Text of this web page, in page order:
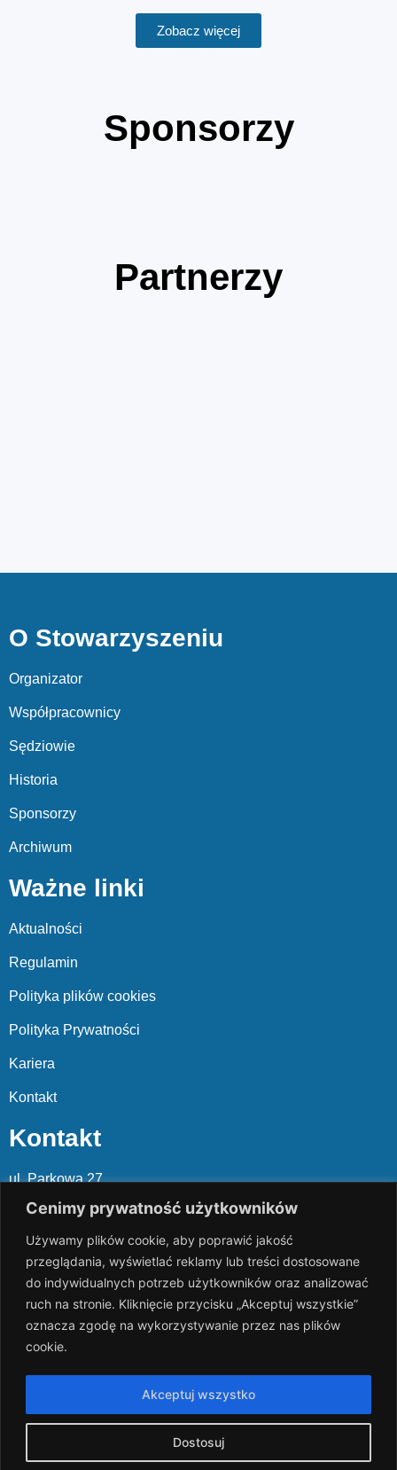
Cenimy prywatność użytkowników
Używamy plików cookie, aby poprawić jakość
przeglądania, wyświetlać reklamy lub treści dostosowane
do indywidualnych potrzeb użytkowników oraz analizować
ruch na stronie. Kliknięcie przycisku „Akceptuj wszystkie”
oznacza zgodę na wykorzystywanie przez nas plików
cookie.
Dostosuj
Akceptuj wszystko
Zobacz więcej
Sponsorzy
Partnerzy
O Stowarzyszeniu
Organizator
Współpracownicy
Sędziowie
Historia
Sponsorzy
Archiwum
Ważne linki
Aktualności
Regulamin
Polityka plików cookies
Polityka Prywatności
Kariera
Kontakt
Kontakt
ul. Parkowa 27
05-120 Legionowo
Mail: slalp@slalp.com.pl
Telefon: 732 86 6 667 | 731 466 667
KRS 0000289744
NIP 536-183-07-25
REGON 1411
Rachunek bankowy: PKO BP 17 1020 10
0383 1054
slalp.com.pl Copyright © 2024